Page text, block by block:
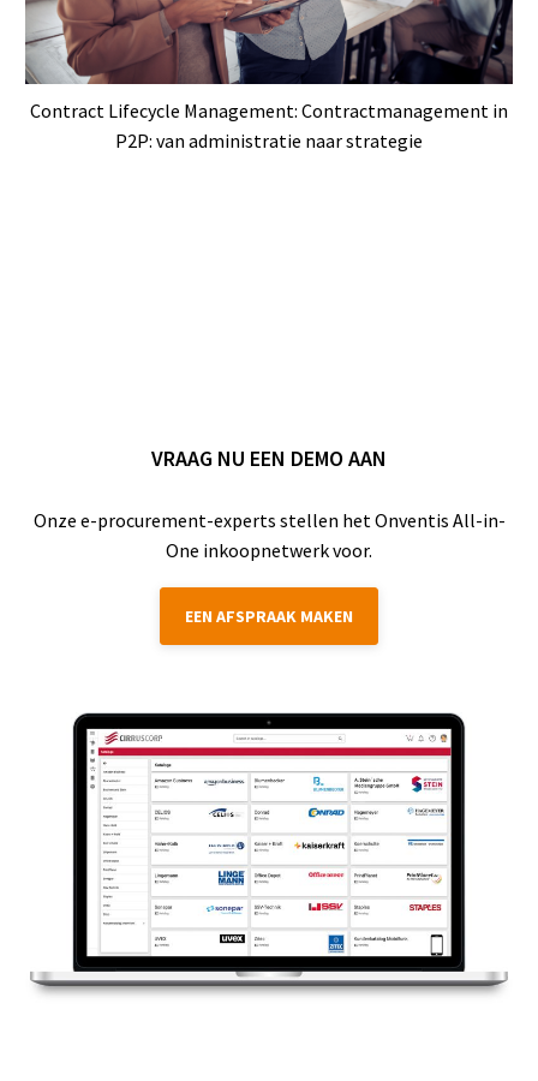
Contract Lifecycle Management: Contractmanagement in
P2P: van administratie naar strategie
VRAAG NU EEN DEMO AAN
Onze e-procurement-experts stellen het Onventis All-in-
One inkoopnetwerk voor.
EEN AFSPRAAK MAKEN